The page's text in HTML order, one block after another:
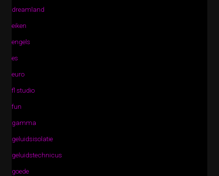
dreamland
eiken
engels
es
euro
fl studio
fun
gamma
geluidsisolatie
geluidstechnicus
goede